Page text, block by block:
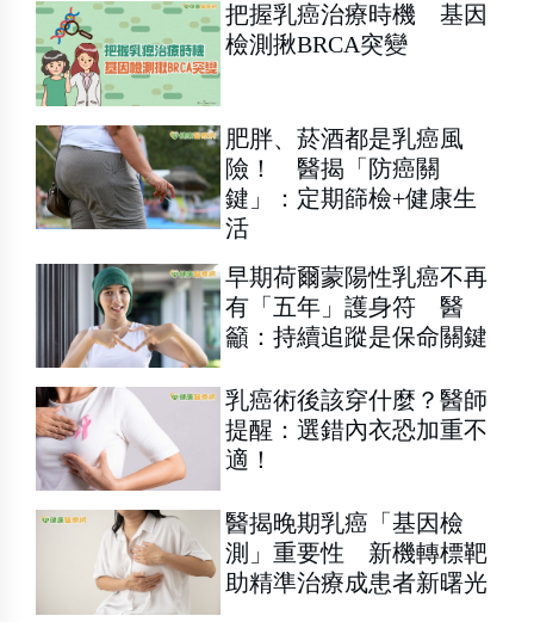
把握乳癌治療時機 基因
檢測揪BRCA突變
肥胖、菸酒都是乳癌風
險！ 醫揭「防癌關
鍵」：定期篩檢+健康生
活
早期荷爾蒙陽性乳癌不再
有「五年」護身符 醫
籲：持續追蹤是保命關鍵
乳癌術後該穿什麼？醫師
提醒：選錯內衣恐加重不
適！
醫揭晚期乳癌「基因檢
測」重要性 新機轉標靶
助精準治療成患者新曙光